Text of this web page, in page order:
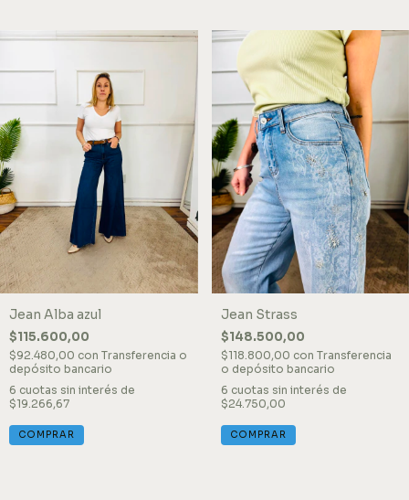
Jean Alba azul
$115.600,00
$92.480,00 con Transferencia o
depósito bancario
6 cuotas sin interés de
$19.266,67
COMPRAR
Jean Strass
$148.500,00
$118.800,00 con Transferencia
o depósito bancario
6 cuotas sin interés de
$24.750,00
COMPRAR